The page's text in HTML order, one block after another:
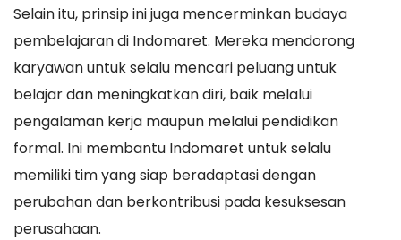
Selain itu, prinsip ini juga mencerminkan budaya
pembelajaran di Indomaret. Mereka mendorong
karyawan untuk selalu mencari peluang untuk
belajar dan meningkatkan diri, baik melalui
pengalaman kerja maupun melalui pendidikan
formal. Ini membantu Indomaret untuk selalu
memiliki tim yang siap beradaptasi dengan
perubahan dan berkontribusi pada kesuksesan
perusahaan.